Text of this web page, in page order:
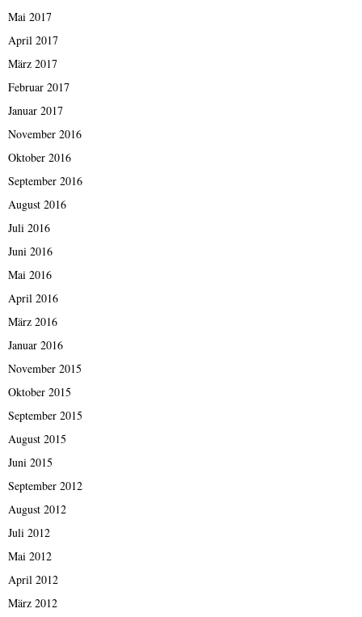
Mai 2017
April 2017
März 2017
Februar 2017
Januar 2017
November 2016
Oktober 2016
September 2016
August 2016
Juli 2016
Juni 2016
Mai 2016
April 2016
März 2016
Januar 2016
November 2015
Oktober 2015
September 2015
August 2015
Juni 2015
September 2012
August 2012
Juli 2012
Mai 2012
April 2012
März 2012